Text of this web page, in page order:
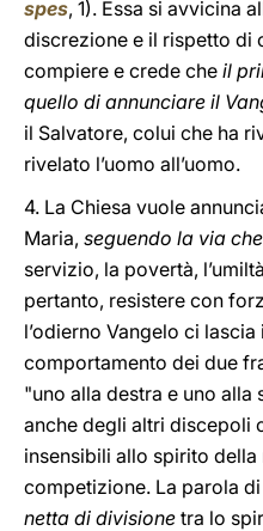
spes, 1). Essa si avvicina
discrezione e il rispetto di
compiere e crede che il
quello di annunciare il
il Salvatore, colui che ha
rivelato l’uomo all’uomo.
4. La Chiesa vuole
Maria, seguendo la via
servizio, la povertà,
pertanto, resistere con
l’odierno Vangelo ci
comportamento dei due
"uno alla destra e uno alla
anche degli altri discepoli
insensibili allo spirito della
competizione. La parola
netta di divisione tra lo